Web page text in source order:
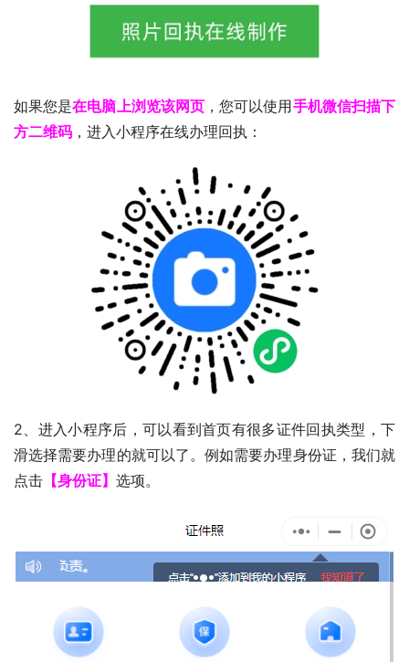
如果您是在电脑上浏览该网页 ，您可以使用手机微信扫描下
方二维码 ，进入小程序在线办理回执：
2、进入小程序后，可以看到首页有很多证件回执类型，下
滑选择需要办理的就可以了。例如需要办理身份证，我们就
点击 【身份证】 选项。